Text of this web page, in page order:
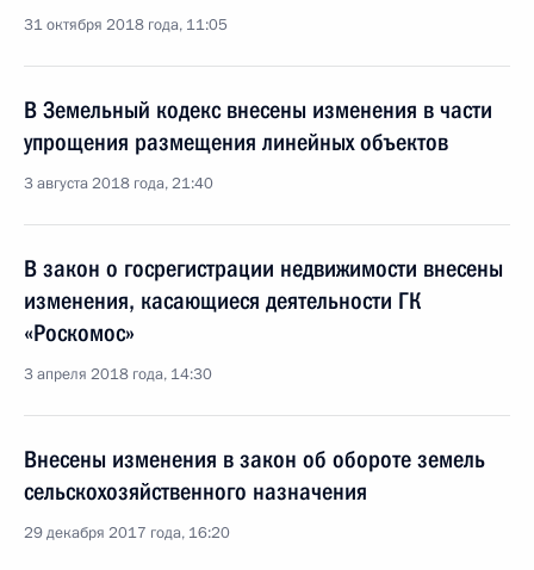
31 октября 2018 года, 11:05
В Земельный кодекс внесены изменения в части
упрощения размещения линейных объектов
3 августа 2018 года, 21:40
В закон о госрегистрации недвижимости внесены
изменения, касающиеся деятельности ГК
«Роскомос»
3 апреля 2018 года, 14:30
Внесены изменения в закон об обороте земель
сельскохозяйственного назначения
29 декабря 2017 года, 16:20